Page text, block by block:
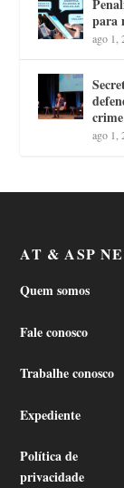
para
ago 1,
ago 1,
AT & ASP
Quem somos
Fale conosco
Trabalhe conosco
Expediente
Política de
privacidade